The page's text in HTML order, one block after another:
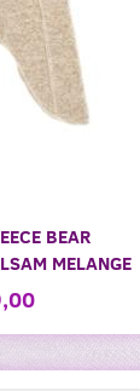
BEAR
MELANGE